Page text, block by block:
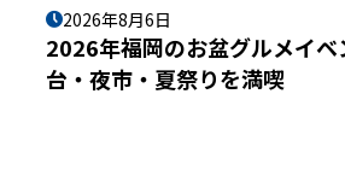
2026年8月6日
2026年福岡のお盆グルメイベ
台・夜市・夏祭りを満喫